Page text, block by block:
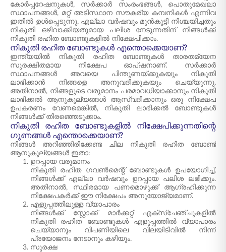
കോർപ്പറേഷനുകൾ, സർക്കാർ സംരംഭങ്ങൾ, പൊതുമേഖലാ
സ്ഥാപനങ്ങൾ, മറ്റ് അടിസ്ഥാന സൗകര്യ കമ്പനികൾ എന്നിവ
ഇതിൽ ഉൾപ്പെടുന്നു. എല്ലാ വർഷവും മുൻകൂട്ടി നിശ്ചയിച്ചതും
നികുതി ഒഴിവാക്കിയതുമായ പലിശ നേടുന്നതിന് നിങ്ങൾക്ക്
നികുതി രഹിത ബോണ്ടുകളിൽ നിക്ഷേപിക്കാം.
നികുതി രഹിത ബോണ്ടുകൾ എന്തൊക്കെയാണ്?
ഇന്ത്യയിൽ നികുതി രഹിത ബോണ്ടുകൾ താരതമ്യേന
സുരക്ഷിതമായ നിക്ഷേപ ഓപ്ഷനാണ്. സർക്കാർ
സ്ഥാപനങ്ങൾ അവയെ പിന്തുണയ്ക്കുകയും നികുതി
ലാഭിക്കാൻ നിങ്ങളെ അനുവദിക്കുകയും ചെയ്യുന്നു.
അതിനാൽ, നിങ്ങളുടെ വരുമാനം പരമാവധിയാക്കാനും നികുതി
ലാഭിക്കൽ ആനുകൂല്യങ്ങൾ ആസ്വദിക്കാനും ഒരു നിക്ഷേപ
ഉപകരണം വേണമെങ്കിൽ, നികുതി ലാഭിക്കൽ ബോണ്ടുകൾ
നിങ്ങൾക്ക് തിരഞ്ഞെടുക്കാം.
നികുതി രഹിത ബോണ്ടുകളിൽ നിക്ഷേപിക്കുന്നതിന്റെ
ഗുണങ്ങൾ എന്തൊക്കെയാണ്?
നിങ്ങൾ അറിഞ്ഞിരിക്കേണ്ട ചില നികുതി രഹിത ബോണ്ട്
ആനുകൂല്യങ്ങൾ ഇതാ:
ഉറപ്പായ വരുമാനം
നികുതി രഹിത ഗവൺമെന്റ് ബോണ്ടുകൾ ഉപയോഗിച്ച്,
നിങ്ങൾക്ക് എല്ലാ വർഷവും ഉറപ്പായ പലിശ ലഭിക്കും.
അതിനാൽ, സ്ഥിരമായ പണമൊഴുക്ക് ആഗ്രഹിക്കുന്ന
നിക്ഷേപകർക്ക് ഈ നിക്ഷേപം അനുയോജ്യമാണ്.
എളുപ്പത്തിലുള്ള വ്യാപാരം
നിങ്ങൾക്ക് സ്റ്റോക്ക് മാർക്കറ്റ് എക്സ്ചേഞ്ചുകളിൽ
നികുതി രഹിത ബോണ്ടുകൾ എളുപ്പത്തിൽ വ്യാപാരം
ചെയ്യാനും വിപണിയിലെ വിലയിടിവിൽ നിന്ന്
പ്രയോജനം നേടാനും കഴിയും.
സുരക്ഷ